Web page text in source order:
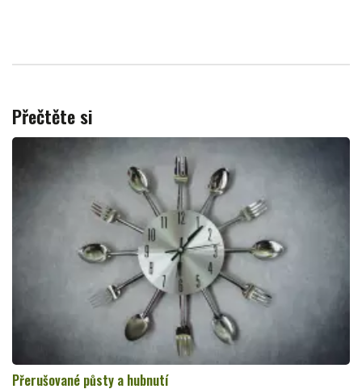
Přečtěte si
Přerušované půsty a hubnutí